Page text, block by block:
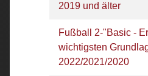
2019 und älter
Fußball 2-"Basic -
wichtigsten
2022/2021/2020